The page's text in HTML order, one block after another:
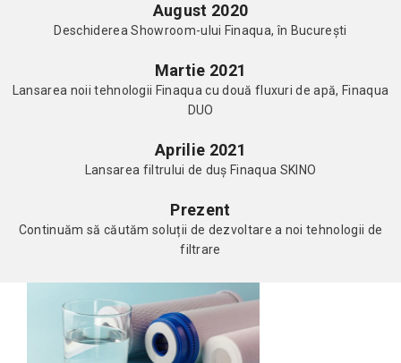
August 2020
Deschiderea Showroom-ului Finaqua, în București
Martie 2021
Lansarea noii tehnologii Finaqua cu două fluxuri de apă, Finaqua
DUO
Aprilie 2021
Lansarea filtrului de duș Finaqua SKINO
Prezent
Continuăm să căutăm soluții de dezvoltare a noi tehnologii de
filtrare